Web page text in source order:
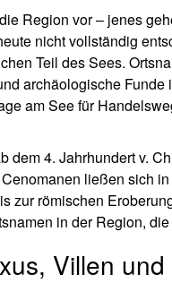
Region vor – jenes
nicht vollständig
Teil des Sees.
archäologische Funde
am See für
4. Jahrhundert v.
ließen sich
zur römischen
in der Region,
Villen